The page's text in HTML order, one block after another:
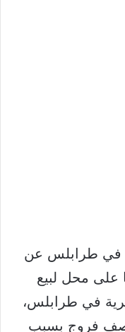
في طرابلس عن
على محل لبيع
في طرابلس،
فروج بسبب